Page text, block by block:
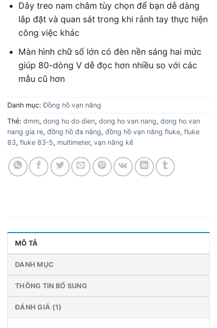
Dây treo nam châm tùy chọn để bạn dễ dàng
lắp đặt và quan sát trong khi rảnh tay thực hiện
công việc khác
Màn hình chữ số lớn có đèn nền sáng hai mức
giúp 80-dòng V dễ đọc hơn nhiều so với các
mẫu cũ hơn
Danh mục:Đồng hồ vạn năng
Thẻ: dmm, dong ho do dien, dong ho van nang, dong ho van
nang gia re, đồng hồ đa năng, đồng hồ vạn năng fluke, fluke
83, fluke 83-5, multimeter, vạn năng kế
MÔ TẢ
DANH MỤC
THÔNG TIN BỔ SUNG
ĐÁNH GIÁ (1)